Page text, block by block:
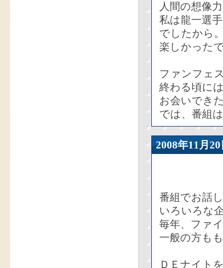
人間の想像
私は龍一選
でしたから
楽しかった
ファンフェ
終わる頃に
お会いでき
では、番組
2008年11
番組でお話
いろいろな
毎年、ファ
一般の方も
ＤＥナイト